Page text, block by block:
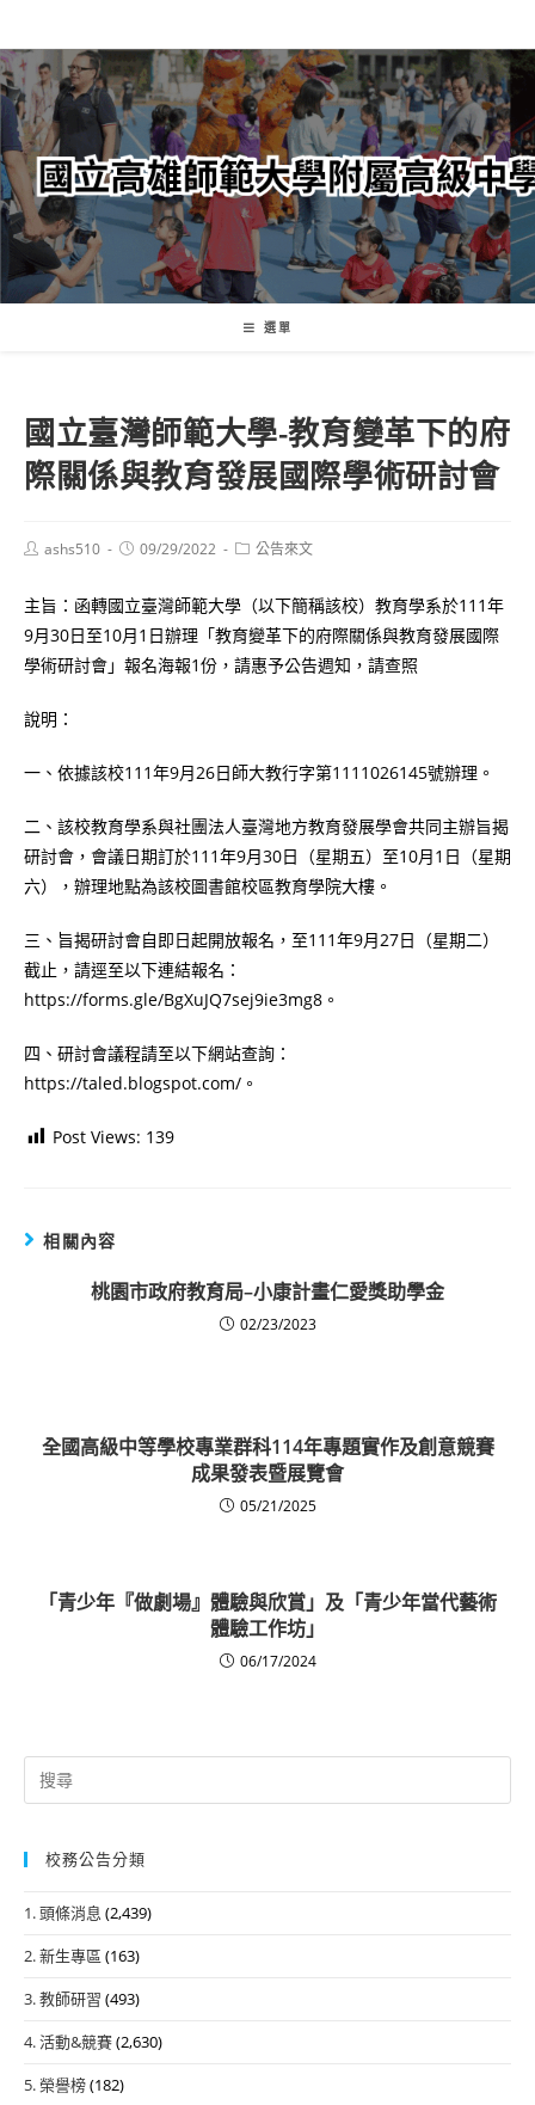
轉
至
主
內
容
選單
國立臺灣師範大學-教育變革下的府
際關係與教育發展國際學術研討會
Postashs510
Post09/29/2022
Post公告來文
主旨：函轉國立臺灣師範大學（以下簡稱該校）教育學系於111年
9月30日至10月1日辦理「教育變革下的府際關係與教育發展國際
學術研討會」報名海報1份，請惠予公告週知，請查照
說明：
一、依據該校111年9月26日師大教行字第1111026145號辦理。
二、該校教育學系與社團法人臺灣地方教育發展學會共同主辦旨揭
研討會，會議日期訂於111年9月30日（星期五）至10月1日（星期
六），辦理地點為該校圖書館校區教育學院大樓。
三、旨揭研討會自即日起開放報名，至111年9月27日（星期二）
截止，請逕至以下連結報名：
https://forms.gle/BgXuJQ7sej9ie3mg8。
四、研討會議程請至以下網站查詢：
https://taled.blogspot.com/。
Post Views: 139
相關內容
桃園市政府教育局–小康計畫仁愛獎助學金
02/23/2023
全國高級中等學校專業群科114年專題實作及創意競賽
成果發表暨展覽會
05/21/2025
「青少年『做劇場』體驗與欣賞」及「青少年當代藝術
體驗工作坊」
06/17/2024
Search
for:
校務公告分類
1. 頭條消息 (2,439)
2. 新生專區 (163)
3. 教師研習 (493)
4. 活動&競賽(2,630)
5. 榮譽榜(182)